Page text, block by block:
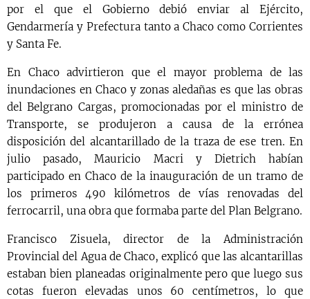
por el que el Gobierno debió enviar al Ejército,
Gendarmería y Prefectura tanto a Chaco como Corrientes
y Santa Fe.
En Chaco advirtieron que el mayor problema de las
inundaciones en Chaco y zonas aledañas es que las obras
del Belgrano Cargas, promocionadas por el ministro de
Transporte, se produjeron a causa de la errónea
disposición del alcantarillado de la traza de ese tren. En
julio pasado, Mauricio Macri y Dietrich habían
participado en Chaco de la inauguración de un tramo de
los primeros 490 kilómetros de vías renovadas del
ferrocarril, una obra que formaba parte del Plan Belgrano.
Francisco Zisuela, director de la Administración
Provincial del Agua de Chaco, explicó que las alcantarillas
estaban bien planeadas originalmente pero que luego sus
cotas fueron elevadas unos 60 centímetros, lo que